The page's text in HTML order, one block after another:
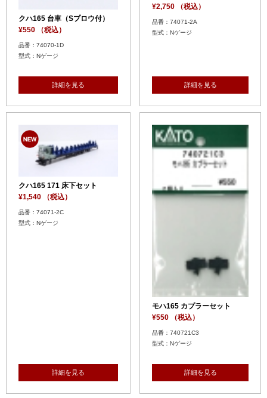
クハ165 台車（Sプロウ付）
¥550 （税込）
品番：74070-1D
型式：Nゲージ
詳細を見る
¥2,750 （税込）
品番：74071-2A
型式：Nゲージ
詳細を見る
クハ165 171 床下セット
¥1,540 （税込）
品番：74071-2C
型式：Nゲージ
詳細を見る
モハ165 カプラーセット
¥550 （税込）
品番：740721C3
型式：Nゲージ
詳細を見る